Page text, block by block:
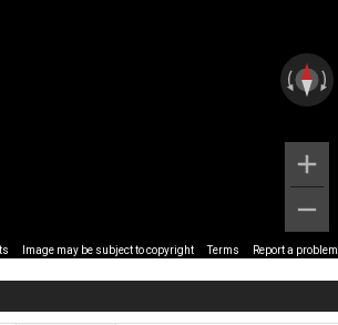
Image may be subject to copyright Terms Report a problem